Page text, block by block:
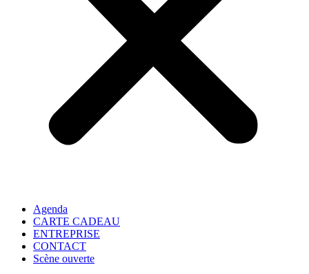
Agenda
CARTE CADEAU
ENTREPRISE
CONTACT
Scène ouverte